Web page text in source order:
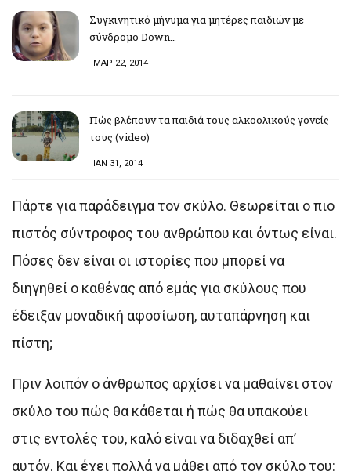
Συγκινητικό μήνυμα για μητέρες παιδιών με
σύνδρομο Down…
ΜΑΡ 22, 2014
Πώς βλέπουν τα παιδιά τους αλκοολικούς γονείς
τους (video)
ΙΑΝ 31, 2014
Πάρτε για παράδειγμα τον σκύλο. Θεωρείται ο πιο
πιστός σύντροφος του ανθρώπου και όντως είναι.
Πόσες δεν είναι οι ιστορίες που μπορεί να
διηγηθεί ο καθένας από εμάς για σκύλους που
έδειξαν μοναδική αφοσίωση, αυταπάρνηση και
πίστη;
Πριν λοιπόν ο άνθρωπος αρχίσει να μαθαίνει στον
σκύλο του πώς θα κάθεται ή πώς θα υπακούει
στις εντολές του, καλό είναι να διδαχθεί απ’
αυτόν. Και έχει πολλά να μάθει από τον σκύλο του: